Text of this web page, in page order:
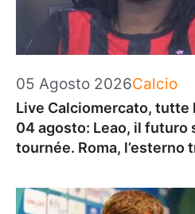
05 Agosto 2026Categorie
Calcio
Live Calciomercato,
04 agosto: Leao, il futuro
tournée. Roma, l’esterno